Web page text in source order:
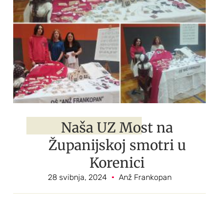
Naša UZ Most na
Županijskoj smotri u
Korenici
28 svibnja, 2024 Anž Frankopan